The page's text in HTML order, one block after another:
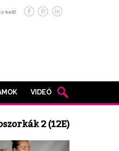
kell!
VIDEÓ
2 (12E)